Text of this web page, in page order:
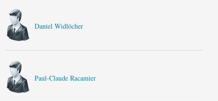
Daniel Widlöcher
Paul-Claude Racamier